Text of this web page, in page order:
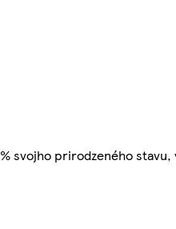
svojho prirodzeného stavu,